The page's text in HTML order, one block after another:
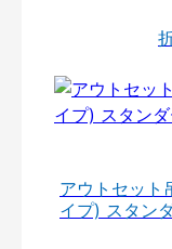
アウトセット
イプ) スタン